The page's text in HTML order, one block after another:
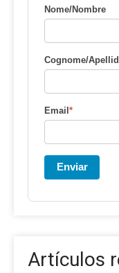
Nome/Nombre
Cognome/
Email*
Enviar
Artículos